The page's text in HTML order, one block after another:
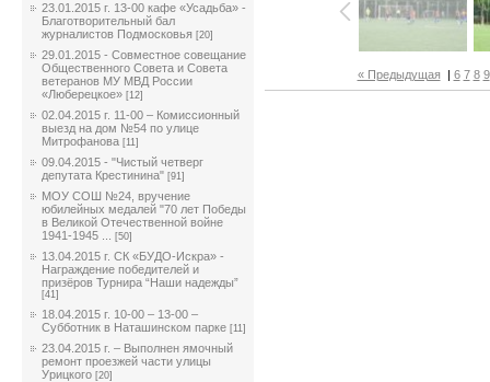
23.01.2015 г. 13-00 кафе «Усадьба» -
Благотворительный бал
журналистов Подмосковья [20]
29.01.2015 - Совместное совещание
Общественного Совета и Совета
ветеранов МУ МВД России
«Люберецкое» [12]
02.04.2015 г. 11-00 – Комиссионный
выезд на дом №54 по улице
Митрофанова [11]
09.04.2015 - "Чистый четверг
депутата Крестинина" [91]
МОУ СОШ №24, вручение
юбилейных медалей "70 лет Победы
в Великой Отечественной войне
1941-1945 ...
[50]
13.04.2015 г. СК «БУДО-Искра» -
Награждение победителей и
призёров Турнира “Наши надежды”
[41]
18.04.2015 г. 10-00 – 13-00 –
Субботник в Наташинском парке [11]
23.04.2015 г. – Выполнен ямочный
ремонт проезжей части улицы
Урицкого [20]
« Предыдущая | 6 7 8 9